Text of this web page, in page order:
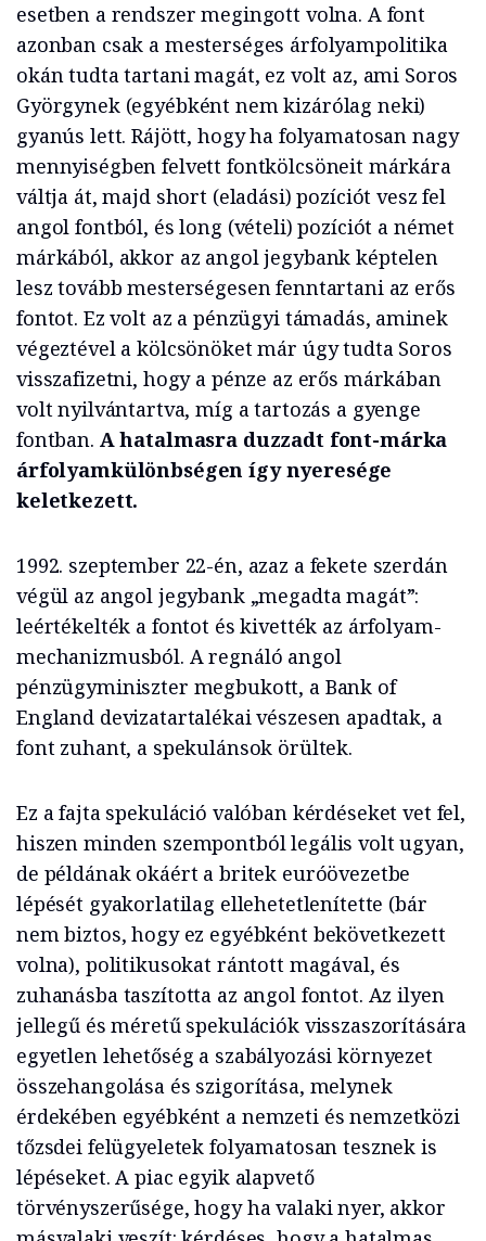
esetben a rendszer megingott volna. A font
azonban csak a mesterséges árfolyampolitika
okán tudta tartani magát, ez volt az, ami Soros
Györgynek (egyébként nem kizárólag neki)
gyanús lett. Rájött, hogy ha folyamatosan nagy
mennyiségben felvett fontkölcsöneit márkára
váltja át, majd short (eladási) pozíciót vesz fel
angol fontból, és long (vételi) pozíciót a német
márkából, akkor az angol jegybank képtelen
lesz tovább mesterségesen fenntartani az erős
fontot. Ez volt az a pénzügyi támadás, aminek
végeztével a kölcsönöket már úgy tudta Soros
visszafizetni, hogy a pénze az erős márkában
volt nyilvántartva, míg a tartozás a gyenge
fontban. A hatalmasra duzzadt font-márka
árfolyamkülönbségen így nyeresége
keletkezett.
1992. szeptember 22-én, azaz a fekete szerdán
végül az angol jegybank „megadta magát”:
leértékelték a fontot és kivették az árfolyam-
mechanizmusból. A regnáló angol
pénzügyminiszter megbukott, a Bank of
England devizatartalékai vészesen apadtak, a
font zuhant, a spekulánsok örültek.
Ez a fajta spekuláció valóban kérdéseket vet fel,
hiszen minden szempontból legális volt ugyan,
de példának okáért a britek euróövezetbe
lépését gyakorlatilag ellehetetlenítette (bár
nem biztos, hogy ez egyébként bekövetkezett
volna), politikusokat rántott magával, és
zuhanásba taszította az angol fontot. Az ilyen
jellegű és méretű spekulációk visszaszorítására
egyetlen lehetőség a szabályozási környezet
összehangolása és szigorítása, melynek
érdekében egyébként a nemzeti és nemzetközi
tőzsdei felügyeletek folyamatosan tesznek is
lépéseket. A piac egyik alapvető
törvényszerűsége, hogy ha valaki nyer, akkor